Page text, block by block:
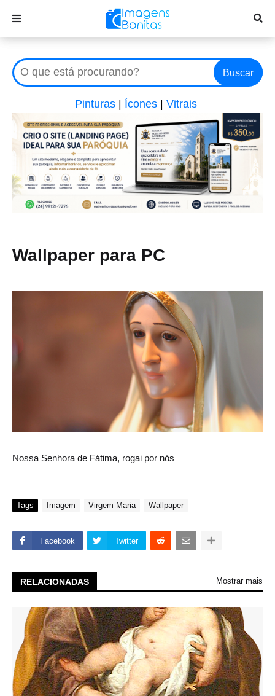
Buscar
Pinturas Ícones Vitrais
Wallpaper para PC
Nossa Senhora de Fátima, rogai por nós
Tags Imagem Virgem Maria Wallpaper
Facebook Twitter
RELACIONADAS Mostrar mais